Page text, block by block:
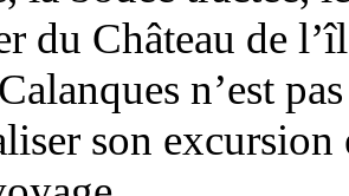
du Château de
n’est
son